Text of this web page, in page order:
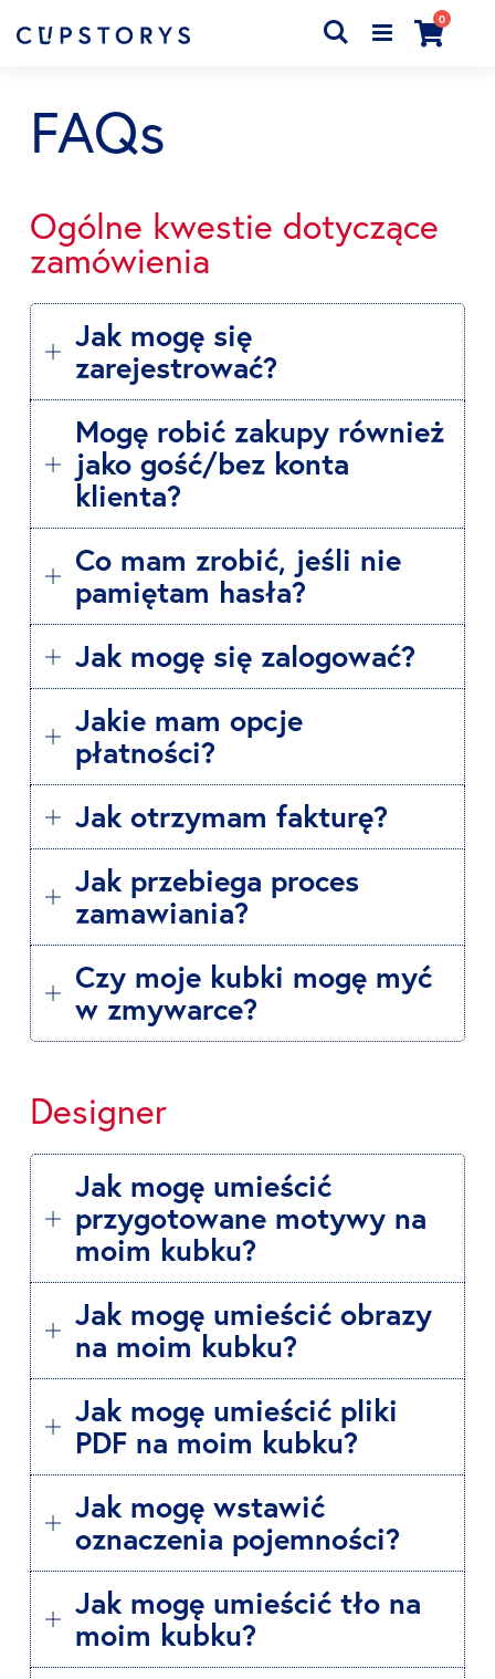
Cart
0produkty
Search
FAQs
Ogólne kwestie dotyczące
zamówienia
Jak mogę się
zarejestrować?
Mogę robić zakupy również
jako gość/bez konta
klienta?
Co mam zrobić, jeśli nie
pamiętam hasła?
Jak mogę się zalogować?
Jakie mam opcje
płatności?
Jak otrzymam fakturę?
Jak przebiega proces
zamawiania?
Czy moje kubki mogę myć
w zmywarce?
Designer
Jak mogę umieścić
przygotowane motywy na
moim kubku?
Jak mogę umieścić obrazy
na moim kubku?
Jak mogę umieścić pliki
PDF na moim kubku?
Jak mogę wstawić
oznaczenia pojemności?
Jak mogę umieścić tło na
moim kubku?